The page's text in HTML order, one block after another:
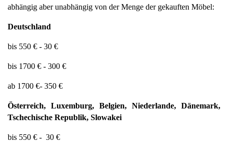
abhängig aber unabhängig von der Menge der gekauften Möbel:
Deutschland
bis 550 € - 30 €
bis 1700 € - 300 €
ab 1700 €- 350 €
Österreich, Luxemburg, Belgien, Niederlande, Dänemark,
Tschechische Republik, Slowakei
bis 550 € -  30 €